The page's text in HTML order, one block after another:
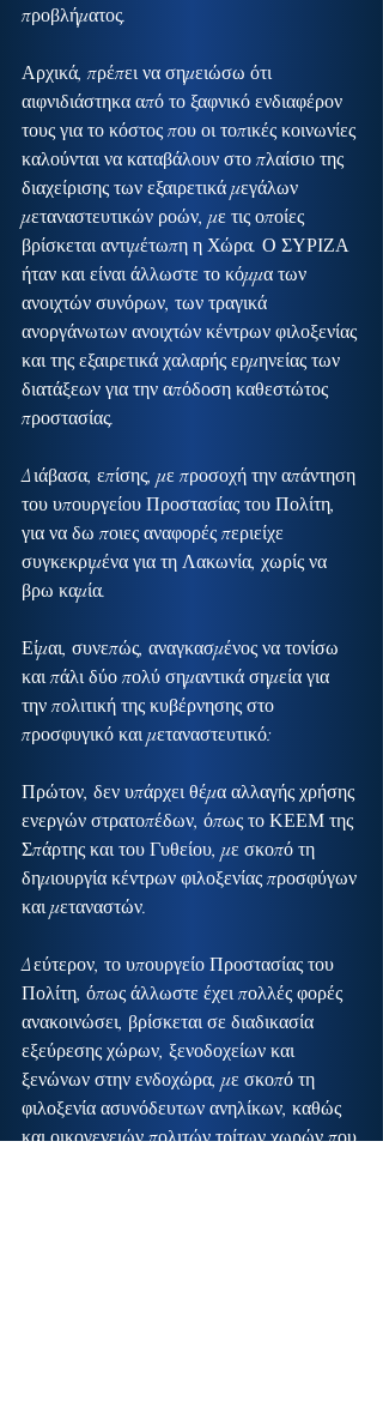
προβλήματος.
Αρχικά, πρέπει να σημειώσω ότι
αιφνιδιάστηκα από το ξαφνικό ενδιαφέρον
τους για το κόστος που οι τοπικές κοινωνίες
καλούνται να καταβάλουν στο πλαίσιο της
διαχείρισης των εξαιρετικά μεγάλων
μεταναστευτικών ροών, με τις οποίες
βρίσκεται αντιμέτωπη η Χώρα. Ο ΣΥΡΙΖΑ
ήταν και είναι άλλωστε το κόμμα των
ανοιχτών συνόρων, των τραγικά
ανοργάνωτων ανοιχτών κέντρων φιλοξενίας
και της εξαιρετικά χαλαρής ερμηνείας των
διατάξεων για την απόδοση καθεστώτος
προστασίας.
Διάβασα, επίσης, με προσοχή την απάντηση
του υπουργείου Προστασίας του Πολίτη,
για να δω ποιες αναφορές περιείχε
συγκεκριμένα για τη Λακωνία, χωρίς να
βρω καμία.
Είμαι, συνεπώς, αναγκασμένος να τονίσω
και πάλι δύο πολύ σημαντικά σημεία για
την πολιτική της κυβέρνησης στο
προσφυγικό και μεταναστευτικό:
Πρώτον, δεν υπάρχει θέμα αλλαγής χρήσης
ενεργών στρατοπέδων, όπως το ΚΕΕΜ της
Σπάρτης και του Γυθείου, με σκοπό τη
δημιουργία κέντρων φιλοξενίας προσφύγων
και μεταναστών.
Δεύτερον, το υπουργείο Προστασίας του
Πολίτη, όπως άλλωστε έχει πολλές φορές
ανακοινώσει, βρίσκεται σε διαδικασία
εξεύρεσης χώρων, ξενοδοχείων και
ξενώνων στην ενδοχώρα, με σκοπό τη
φιλοξενία ασυνόδευτων ανηλίκων, καθώς
και οικογενειών πολιτών τρίτων χωρών που